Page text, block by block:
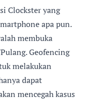
Clockster yang
apa pun.
membuka
Geofencing
melakukan
dapat
mencegah kasus